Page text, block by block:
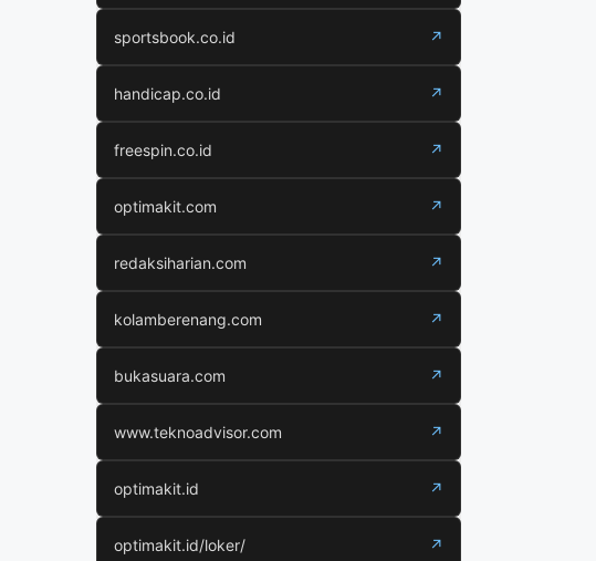
sportsbook.co.id ↗
handicap.co.id ↗
freespin.co.id ↗
optimakit.com ↗
redaksiharian.com ↗
kolamberenang.com ↗
bukasuara.com ↗
www.teknoadvisor.com ↗
optimakit.id ↗
optimakit.id/loker/ ↗